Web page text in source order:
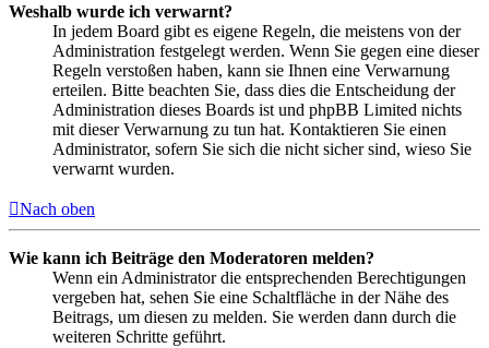
Weshalb wurde ich verwarnt?
In jedem Board gibt es eigene Regeln, die meistens von der
Administration festgelegt werden. Wenn Sie gegen eine dieser
Regeln verstoßen haben, kann sie Ihnen eine Verwarnung
erteilen. Bitte beachten Sie, dass dies die Entscheidung der
Administration dieses Boards ist und phpBB Limited nichts
mit dieser Verwarnung zu tun hat. Kontaktieren Sie einen
Administrator, sofern Sie sich die nicht sicher sind, wieso Sie
verwarnt wurden.
Nach oben
Wie kann ich Beiträge den Moderatoren melden?
Wenn ein Administrator die entsprechenden Berechtigungen
vergeben hat, sehen Sie eine Schaltfläche in der Nähe des
Beitrags, um diesen zu melden. Sie werden dann durch die
weiteren Schritte geführt.